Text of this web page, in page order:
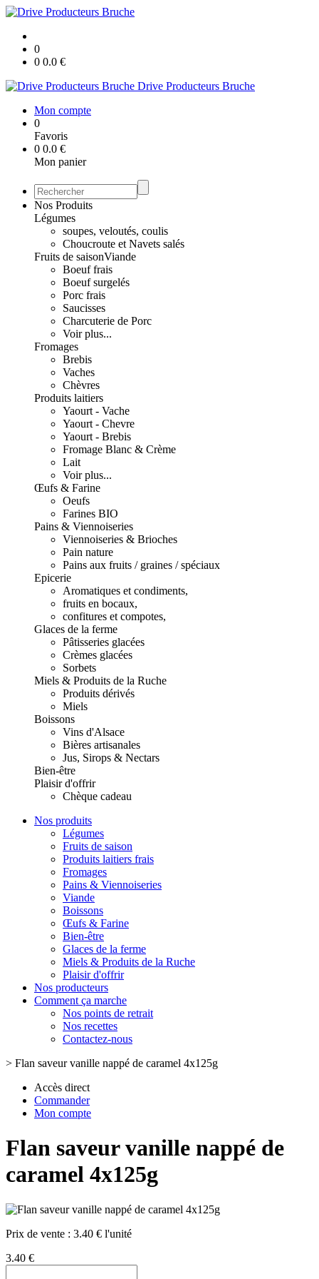
0
0 0.0 €
Drive Producteurs Bruche
Mon compte
0
Favoris
0 0.0 €
Mon panier
Nos Produits
Légumes
soupes, veloutés, coulis
Choucroute et Navets salés
Fruits de saisonViande
Boeuf frais
Boeuf surgelés
Porc frais
Saucisses
Charcuterie de Porc
Voir plus...
Fromages
Brebis
Vaches
Chèvres
Produits laitiers
Yaourt - Vache
Yaourt - Chevre
Yaourt - Brebis
Fromage Blanc & Crème
Lait
Voir plus...
Œufs & Farine
Oeufs
Farines BIO
Pains & Viennoiseries
Viennoiseries & Brioches
Pain nature
Pains aux fruits / graines / spéciaux
Epicerie
Aromatiques et condiments,
fruits en bocaux,
confitures et compotes,
Glaces de la ferme
Pâtisseries glacées
Crèmes glacées
Sorbets
Miels & Produits de la Ruche
Produits dérivés
Miels
Boissons
Vins d'Alsace
Bières artisanales
Jus, Sirops & Nectars
Bien-être
Plaisir d'offrir
Chèque cadeau
Nos produits
Légumes
Fruits de saison
Produits laitiers frais
Fromages
Pains & Viennoiseries
Viande
Boissons
Œufs & Farine
Bien-être
Glaces de la ferme
Miels & Produits de la Ruche
Plaisir d'offrir
Nos producteurs
Comment ça marche
Nos points de retrait
Nos recettes
Contactez-nous
> Flan saveur vanille nappé de caramel 4x125g
Accès direct
Commander
Mon compte
Flan saveur vanille nappé de
caramel 4x125g
Prix de vente : 3.40 € l'unité
3.40 €